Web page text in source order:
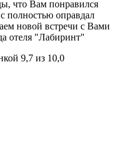
что Вам понравился
полностью оправдал
новой встречи с Вами
отеля "Лабиринт"
9,7 из 10,0